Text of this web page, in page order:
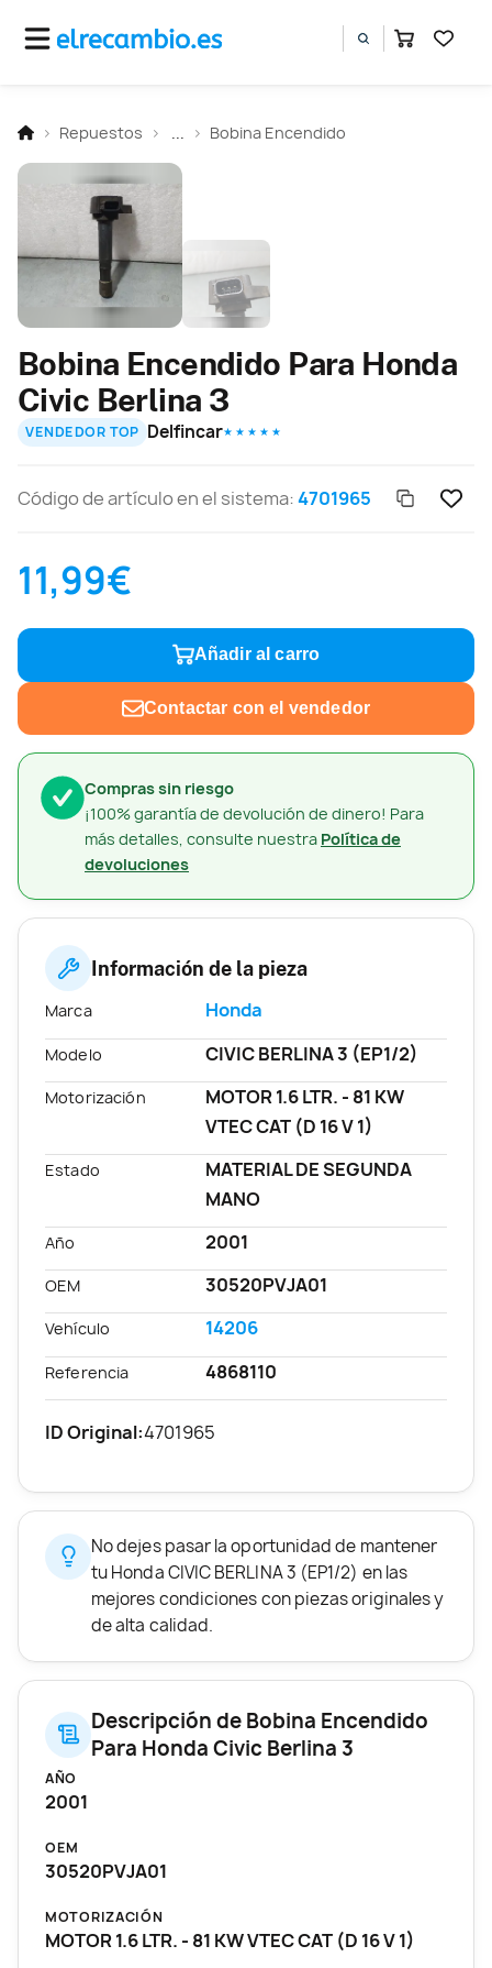
Repuestos Bobina Encendido
Compras sin riesgo
¡100% garantía de devolución de dinero! Para
más detalles, consulte nuestra Política de
devoluciones
Bobina Encendido Para Honda
Civic Berlina 3
VENDEDOR TOP Delfincar★ ★ ★ ★ ★
Código de artículo en el sistema:4701965
11,99€
Añadir al carro
Contactar con el vendedor
Información de la pieza
Marca Honda
Modelo CIVIC BERLINA 3 (EP1/2)
Motorización
MOTOR 1.6 LTR. - 81 KW
VTEC CAT (D 16 V 1)
Estado
MATERIAL DE SEGUNDA
MANO
Año 2001
OEM 30520PVJA01
Vehículo 14206
Referencia 4868110
ID Original:4701965
No dejes pasar la oportunidad de mantener
tu Honda CIVIC BERLINA 3 (EP1/2) en las
mejores condiciones con piezas originales y
de alta calidad.
Descripción de Bobina Encendido
Para Honda Civic Berlina 3
AÑO
2001
OEM
30520PVJA01
MOTORIZACIÓN
MOTOR 1.6 LTR. - 81 KW VTEC CAT (D 16 V 1)